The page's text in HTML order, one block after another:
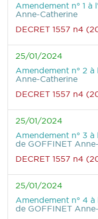
Amendement n° 1 à
Anne-Catherine
DECRET 1557 n4
25/01/2024
Amendement n° 2 à
Anne-Catherine
DECRET 1557 n4
25/01/2024
Amendement n° 3 à
de GOFFINET
DECRET 1557 n4
25/01/2024
Amendement n° 4 à
de GOFFINET